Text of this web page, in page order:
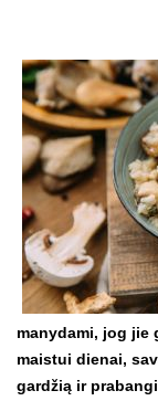
manydami, jog jie
maistui dienai,
gardžią ir